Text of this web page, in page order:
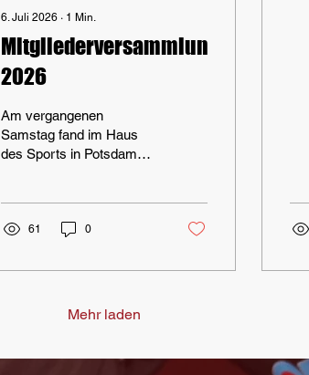
6. Juli 2026 ∙ 1 Min.
Mitgliederversammlung
2026
Am vergangenen
Samstag fand im Haus
des Sports in Potsdam
alle Vereine unseres
sich über die
vergangenen Jahres zu
Mitgliederversammlung ist
61 0
Mehr laden